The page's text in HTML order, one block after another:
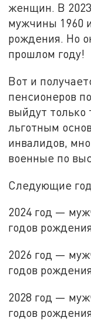
женщин. В
мужчины 1960
рождения. Но
прошлом году!
Вот и
пенсионеров
выйдут только
льготным
инвалидов,
военные по
Следующие
2024 год —
годов
2026 год —
годов
2028 год —
годов